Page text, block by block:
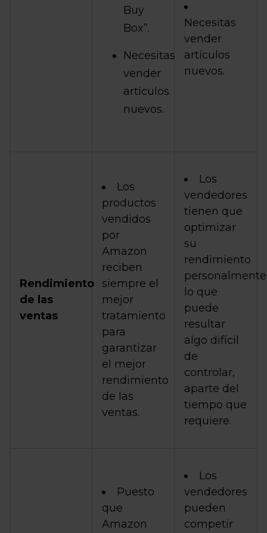
Buy
Box”.
Necesitas
vender
artículos
nuevos.
Necesitas
vender
artículos
nuevos.
Rendimiento
de las
ventas
Los
productos
vendidos
por
Amazon
reciben
siempre el
mejor
tratamiento
para
garantizar
el mejor
rendimiento
de las
ventas.
Los
vendedores
tienen que
optimizar
su
rendimiento
lo que
puede
resultar
algo difícil
de
controlar,
aparte del
tiempo que
requiere.
Puesto
que
Amazon
Los
vendedores
pueden
competir